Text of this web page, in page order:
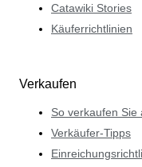
Catawiki Stories
Käuferrichtlinien
Verkaufen
So verkaufen Sie
Verkäufer-Tipps